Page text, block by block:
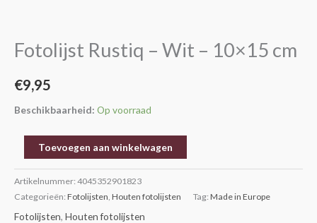
Fotolijst Rustiq – Wit – 10×15 cm
€9,95
Beschikbaarheid: Op voorraad
10x15
aantal
Toevoegen aan winkelwagen
Artikelnummer: 4045352901823
Categorieën: Fotolijsten Houten fotolijsten Tag: Made in Europe
Fotolijsten, Houten fotolijsten